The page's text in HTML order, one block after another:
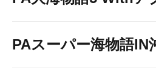
PAスーパー海物語IN